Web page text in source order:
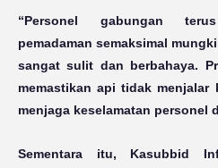
“Personel gabungan
pemadaman semaksimal
sangat sulit dan berbahaya.
memastikan api tidak menjalar
menjaga keselamatan personel
Sementara itu, Kasubbid